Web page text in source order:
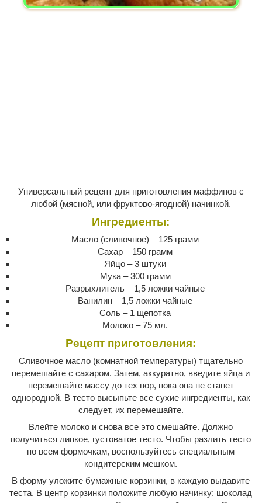
Универсальный рецепт для приготовления маффинов с
любой (мясной, или фруктово-ягодной) начинкой.
Ингредиенты:
Масло (сливочное) – 125 грамм
Сахар – 150 грамм
Яйцо – 3 штуки
Мука – 300 грамм
Разрыхлитель – 1,5 ложки чайные
Ванилин – 1,5 ложки чайные
Соль – 1 щепотка
Молоко – 75 мл.
Рецепт приготовления:
Сливочное масло (комнатной температуры) тщательно
перемешайте с сахаром. Затем, аккуратно, введите яйца и
перемешайте массу до тех пор, пока она не станет
однородной. В тесто высыпьте все сухие ингредиенты, как
следует, их перемешайте.
Влейте молоко и снова все это смешайте. Должно
получиться липкое, густоватое тесто. Чтобы разлить тесто
по всем формочкам, воспользуйтесь специальным
кондитерским мешком.
В форму уложите бумажные корзинки, в каждую выдавите
теста. В центр корзинки положите любую начинку: шоколад